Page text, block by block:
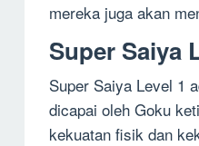
mereka juga akan
Super Saiya
Super Saiya Level 1
dicapai oleh Goku
kekuatan fisik dan